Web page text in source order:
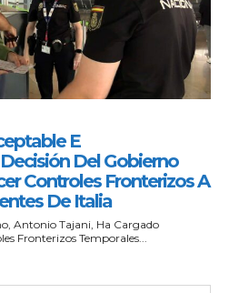
E
Del Gobierno
Controles Fronterizos A
De Italia
Antonio Tajani, Ha Cargado
Fronterizos Temporales...